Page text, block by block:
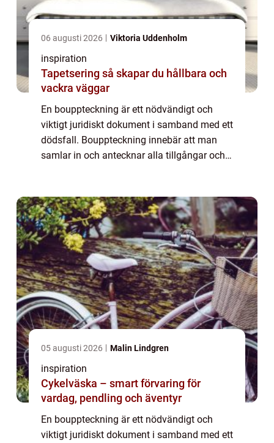
06 augusti 2026 Viktoria Uddenholm
inspiration
Tapetsering så skapar du hållbara och
vackra väggar
En bouppteckning är ett nödvändigt och
viktigt juridiskt dokument i samband med ett
dödsfall. Bouppteckning innebär att man
samlar in och antecknar alla tillgångar och
05 augusti 2026 Malin Lindgren
inspiration
Cykelväska – smart förvaring för
vardag, pendling och äventyr
En bouppteckning är ett nödvändigt och
viktigt juridiskt dokument i samband med ett